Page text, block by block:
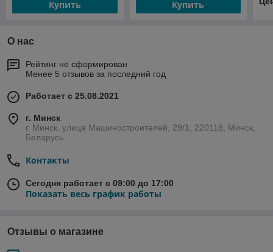
Купить Купить
О нас
Рейтинг не сформирован
Менее 5 отзывов за последний год
Работает с 25.08.2021
г. Минск
г. Минск, улица Машиностроителей, 29/1, 220118, Минск,
Беларусь
Контакты
Сегодня работает с 09:00 до 17:00
Показать весь график работы
Отзывы о магазине